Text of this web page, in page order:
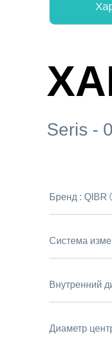
Seris -
Бренд :QIBR
Система
Внутренний
Диаметр